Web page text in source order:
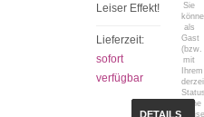
Leiser Effekt!
Lieferzeit:
sofort
verfügbar
Sie
als
Gast
(bzw.
mit
Ihrem
keine
DETAILS